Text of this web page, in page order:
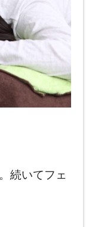
続いてフェ